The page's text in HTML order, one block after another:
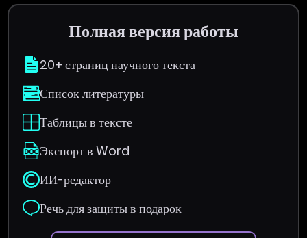
Полная версия работы
20+ страниц научного текста
Список литературы
Таблицы в тексте
Экспорт в Word
ИИ-редактор
Речь для защиты в подарок